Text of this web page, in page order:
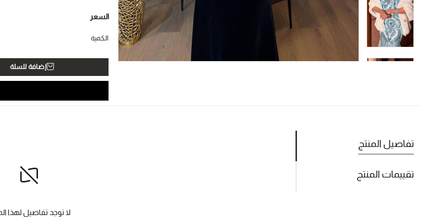
السعر
الكمية
إضافة للسلة
تفاصيل المنتج
تقييمات المنتج
لا توجد تفاصيل لهذا